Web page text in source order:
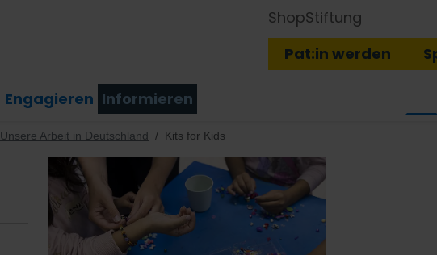
Engagieren Informieren
Pat:in werden
ShopStiftung
Unsere Arbeit in Deutschland Kits for Kids